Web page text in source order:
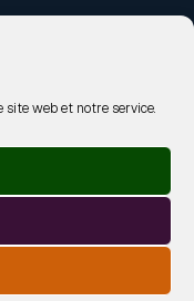
site web et notre service.